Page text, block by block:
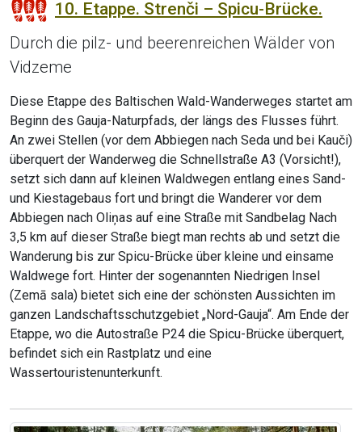
10. Etappe. Strenči – Spicu-Brücke.
Durch die pilz- und beerenreichen Wälder von
Vidzeme
Diese Etappe des Baltischen Wald-Wanderweges startet am
Beginn des Gauja-Naturpfads, der längs des Flusses führt.
An zwei Stellen (vor dem Abbiegen nach Seda und bei Kauči)
überquert der Wanderweg die Schnellstraße A3 (Vorsicht!),
setzt sich dann auf kleinen Waldwegen entlang eines Sand-
und Kiestagebaus fort und bringt die Wanderer vor dem
Abbiegen nach Oliņas auf eine Straße mit Sandbelag Nach
3,5 km auf dieser Straße biegt man rechts ab und setzt die
Wanderung bis zur Spicu-Brücke über kleine und einsame
Waldwege fort. Hinter der sogenannten Niedrigen Insel
(Zemā sala) bietet sich eine der schönsten Aussichten im
ganzen Landschaftsschutzgebiet „Nord-Gauja“. Am Ende der
Etappe, wo die Autostraße P24 die Spicu-Brücke überquert,
befindet sich ein Rastplatz und eine
Wassertouristenunterkunft.